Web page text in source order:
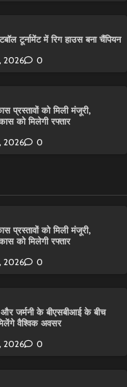
टूर्नामेंट में रिग हाउस बना चैंपियन
2026 0
प्रस्तावों को मिली मंजूरी,
को मिलेगी रफ्तार
2026 0
प्रस्तावों को मिली मंजूरी,
को मिलेगी रफ्तार
2026 0
और जर्मनी के बीएसबीआई के बीच
वैश्विक अवसर
2026 0